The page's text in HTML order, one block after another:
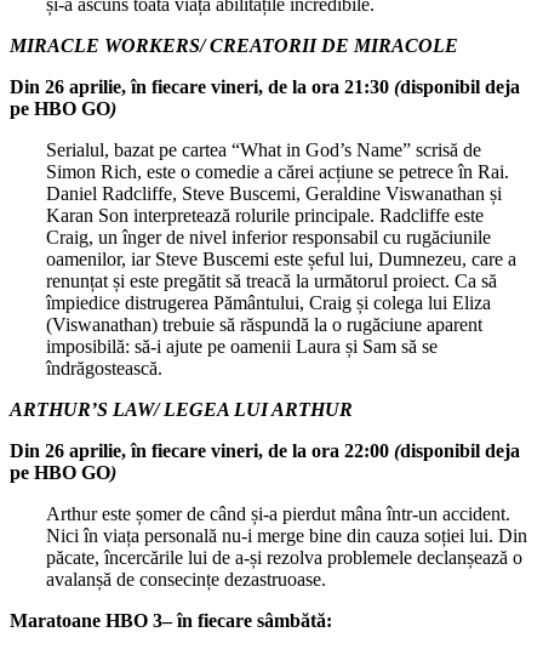
MIRACLE WORKERS/ CREATORII DE MIRACOLE
Din 26 aprilie, în fiecare vineri, de la ora 21:30 (disponibil deja
pe HBO GO)
Serialul, bazat pe cartea “What in God’s Name” scrisă de
Simon Rich, este o comedie a cărei acțiune se petrece în Rai.
Daniel Radcliffe, Steve Buscemi, Geraldine Viswanathan și
Karan Son interpretează rolurile principale. Radcliffe este
Craig, un înger de nivel inferior responsabil cu rugăciunile
oamenilor, iar Steve Buscemi este șeful lui, Dumnezeu, care a
renunțat și este pregătit să treacă la următorul proiect. Ca să
împiedice distrugerea Pământului, Craig și colega lui Eliza
(Viswanathan) trebuie să răspundă la o rugăciune aparent
imposibilă: să-i ajute pe oamenii Laura și Sam să se
îndrăgostească.
ARTHUR’S LAW/ LEGEA LUI ARTHUR
Din 26 aprilie, în fiecare vineri, de la ora 22:00 (disponibil deja
pe HBO GO)
Arthur este șomer de când și-a pierdut mâna într-un accident.
Nici în viața personală nu-i merge bine din cauza soției lui. Din
păcate, încercările lui de a-și rezolva problemele declanșează o
avalanșă de consecințe dezastruoase.
Maratoane HBO 3– în fiecare sâmbătă: